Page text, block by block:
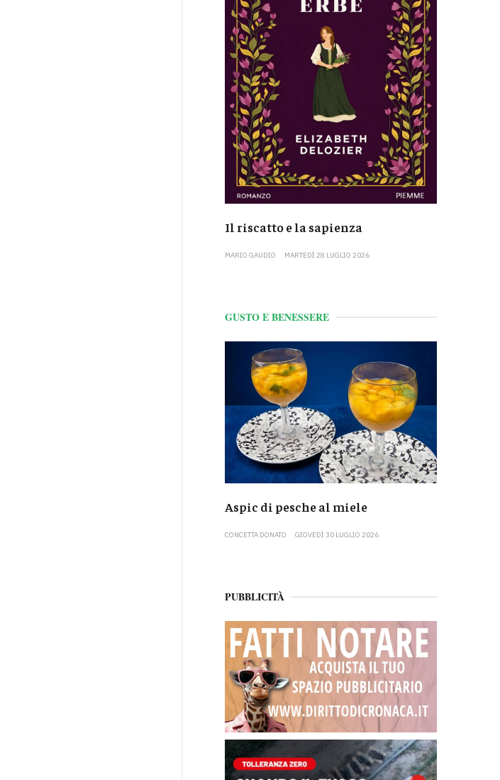
Il riscatto e la sapienza
MARIO GAUDIO MARTEDÌ 28 LUGLIO 2026
GUSTO E BENESSERE
Aspic di pesche al miele
CONCETTA DONATO GIOVEDÌ 30 LUGLIO 2026
PUBBLICITÀ